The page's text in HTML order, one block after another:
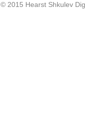
© 2015 Hearst Shkulev